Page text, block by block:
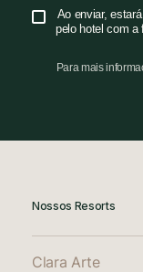
Ao enviar,
pelo hotel com a
Para mais
Nossos Resorts
Clara Arte